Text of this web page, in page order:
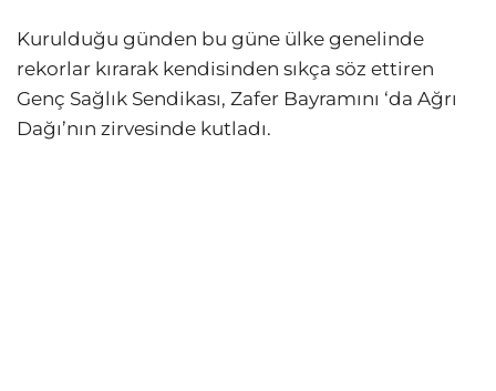
Kurulduğu günden bu güne ülke genelinde
rekorlar kırarak kendisinden sıkça söz ettiren
Genç Sağlık Sendikası, Zafer Bayramını ‘da Ağrı
Dağı’nın zirvesinde kutladı.